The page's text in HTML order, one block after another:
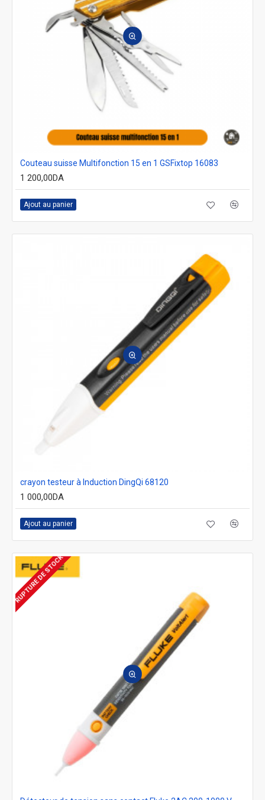
Couteau suisse Multifonction 15 en 1 GSFixtop 16083
1 200,00DA
Ajout au panier
crayon testeur à Induction DingQi 68120
1 000,00DA
Ajout au panier
RUPTURE DE STOCK